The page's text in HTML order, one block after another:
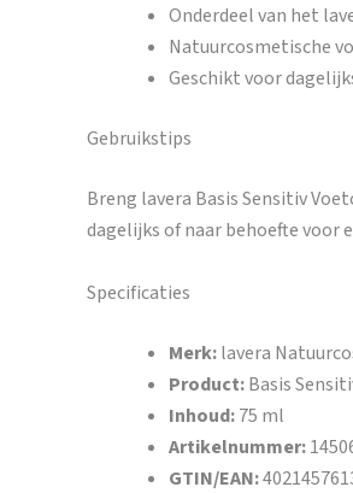
Onderdeel van het
Natuurcosmetische
Geschikt voor
Gebruikstips
Breng lavera Basis Sensitiv
dagelijks of naar behoefte voor
Specificaties
Merk:lavera
Product:Basis
Inhoud:75 ml
Artikelnummer:
GTIN/EAN: